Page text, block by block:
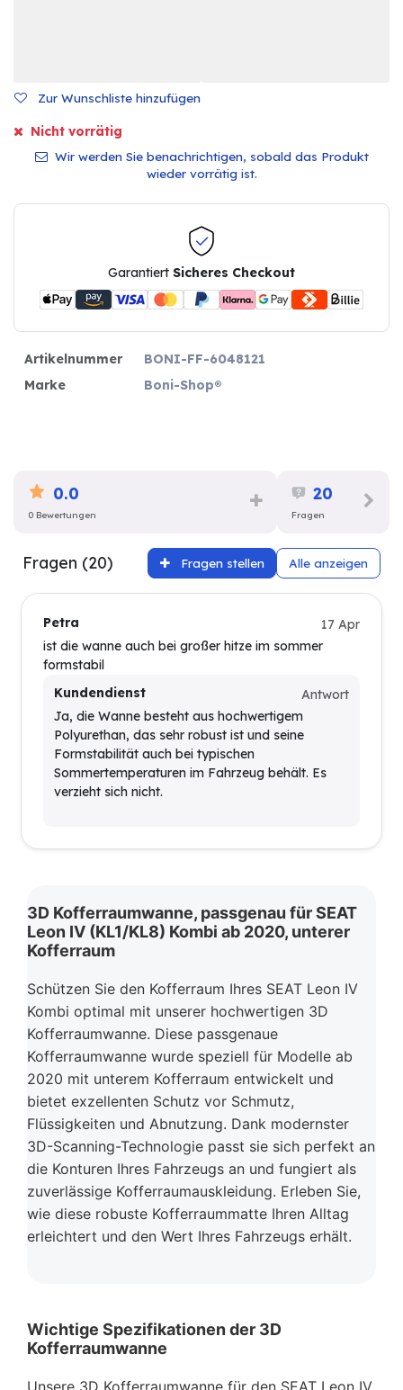
Zur Wunschliste hinzufügen
Nicht vorrätig
Wir werden Sie benachrichtigen, sobald das Produkt
wieder vorrätig ist.
Garantiert Sicheres Checkout
Artikelnummer
BONI-FF-6048121
Marke
Boni-Shop®
0.0
0 Bewertungen
20
Fragen
Fragen (20) Fragen stellen Alle anzeigen
Petra
17 Apr
ist die wanne auch bei großer hitze im sommer
formstabil
Kundendienst
Antwort
Ja, die Wanne besteht aus hochwertigem
Polyurethan, das sehr robust ist und seine
Formstabilität auch bei typischen
Sommertemperaturen im Fahrzeug behält. Es
verzieht sich nicht.
3D Kofferraumwanne, passgenau für SEAT
Leon IV (KL1/KL8) Kombi ab 2020, unterer
Kofferraum
Schützen Sie den Kofferraum Ihres SEAT Leon IV
Kombi optimal mit unserer hochwertigen 3D
Kofferraumwanne. Diese passgenaue
Kofferraumwanne wurde speziell für Modelle ab
2020 mit unterem Kofferraum entwickelt und
bietet exzellenten Schutz vor Schmutz,
Flüssigkeiten und Abnutzung. Dank modernster
3D-Scanning-Technologie passt sie sich perfekt an
die Konturen Ihres Fahrzeugs an und fungiert als
zuverlässige Kofferraumauskleidung. Erleben Sie,
wie diese robuste Kofferraummatte Ihren Alltag
erleichtert und den Wert Ihres Fahrzeugs erhält.
Wichtige Spezifikationen der 3D
Kofferraumwanne
Unsere 3D Kofferraumwanne für den SEAT Leon IV